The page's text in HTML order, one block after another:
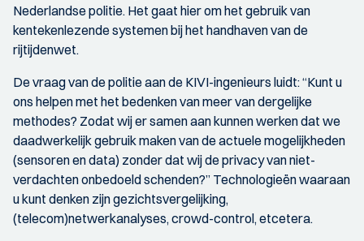
Nederlandse politie. Het gaat hier om het gebruik van
kentekenlezende systemen bij het handhaven van de
rijtijdenwet.
De vraag van de politie aan de KIVI-ingenieurs luidt: “Kunt u
ons helpen met het bedenken van meer van dergelijke
methodes? Zodat wij er samen aan kunnen werken dat we
daadwerkelijk gebruik maken van de actuele mogelijkheden
(sensoren en data) zonder dat wij de privacy van niet-
verdachten onbedoeld schenden?” Technologieën waaraan
u kunt denken zijn gezichtsvergelijking,
(telecom)netwerkanalyses, crowd-control, etcetera.